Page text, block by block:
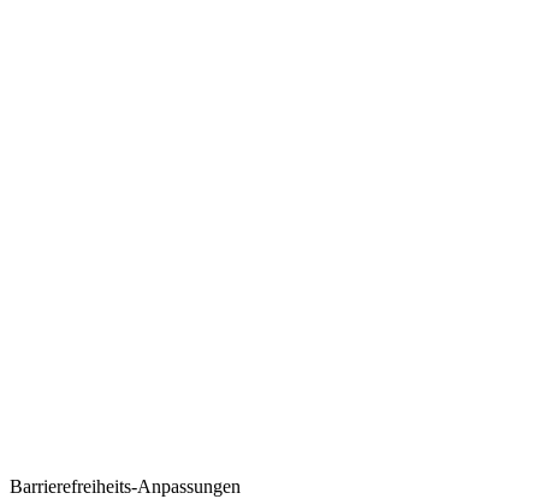
Barrierefreiheits-Anpassungen